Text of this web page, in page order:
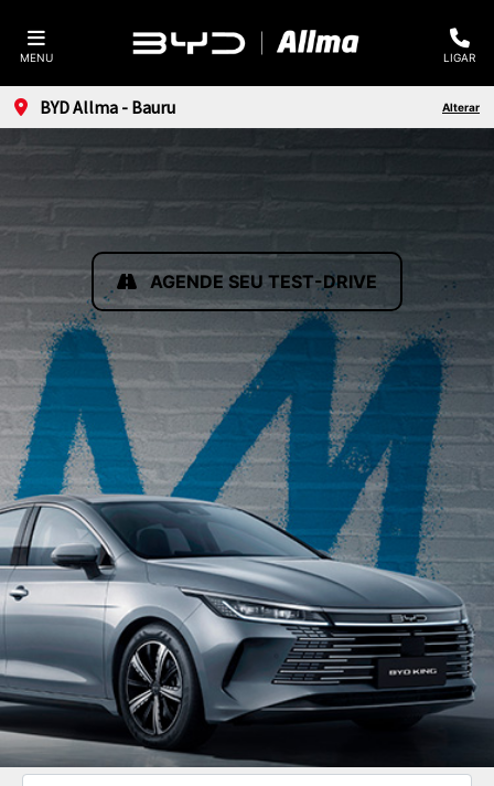
MENU LIGAR
BYD Allma - Bauru Alterar
SOLICITAR PROPOSTA
AGENDE SEU TEST-DRIVE